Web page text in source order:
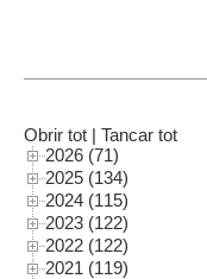
Obrir tot | Tancar tot
2026 (71)
2025 (134)
2024 (115)
2023 (122)
2022 (122)
2021 (119)